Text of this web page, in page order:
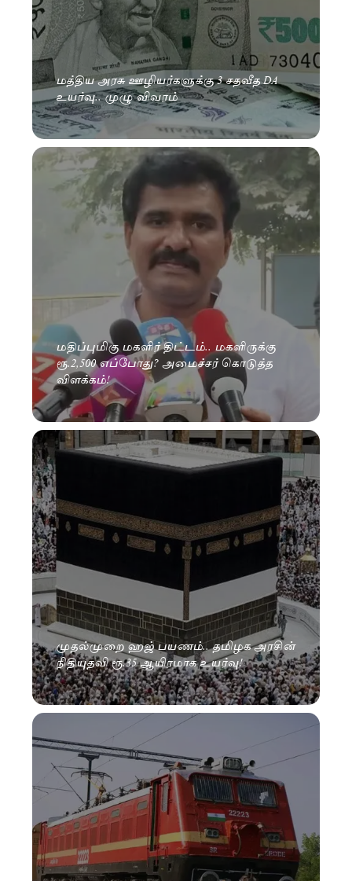
மத்திய அரசு ஊழியர்களுக்கு 3 சதவீத DA
உயர்வு.. முழு விவரம்
மதிப்புமிகு மகளிர் திட்டம்.. மகளிருக்கு
ரூ.2,500 எப்போது? அமைச்சர் கொடுத்த
விளக்கம்!
முதல்முறை ஹஜ் பயணம்.. தமிழக அரசின்
நிதியுதவி ரூ.35 ஆயிரமாக உயர்வு!